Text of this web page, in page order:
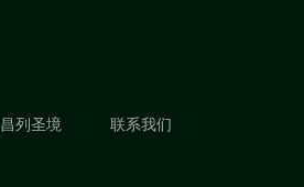
昌列圣境 联系我们